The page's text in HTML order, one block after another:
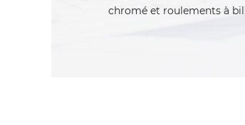
chromé et roulements à